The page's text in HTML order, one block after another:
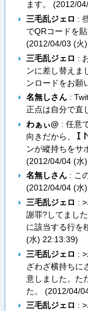
ます。 (2012/
三毛乱ジェロ :
でQRコードを
(2012/04/03 (火
三毛乱ジェロ :
ンに差し替えま
ンロードをお願
名無しさん:
正点は自分で直
わぁぃ@ : 任意
向きだから、
Ｉ​
ンが縱持ちをサ
(2012/04/04 (水
名無しさん: こ
(2012/04/04 (水
三毛乱ジェロ :
謝罪?してまし
に該当する行を
(水) 22:13:39)
三毛乱ジェロ :
ざわざ横持ちに
意しました。た
た。 (2012/04/
三毛乱ジェロ :